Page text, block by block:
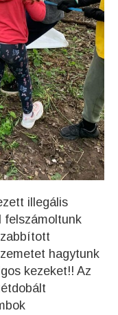
illegális
felszámoltunk
hagytunk
kezeket!! Az